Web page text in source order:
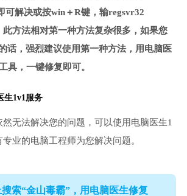
可解决或按win＋R键，输regsvr32
此方法相对第一种方法复杂很多，如果您
话，强烈建议使用第一种方法，用电脑医
具，一键修复即可。
生1v1服务
无法解决您的问题，可以使用电脑医生1
业的电脑工程师为您解决问题。
索“金山毒霸”，用电脑医生修复